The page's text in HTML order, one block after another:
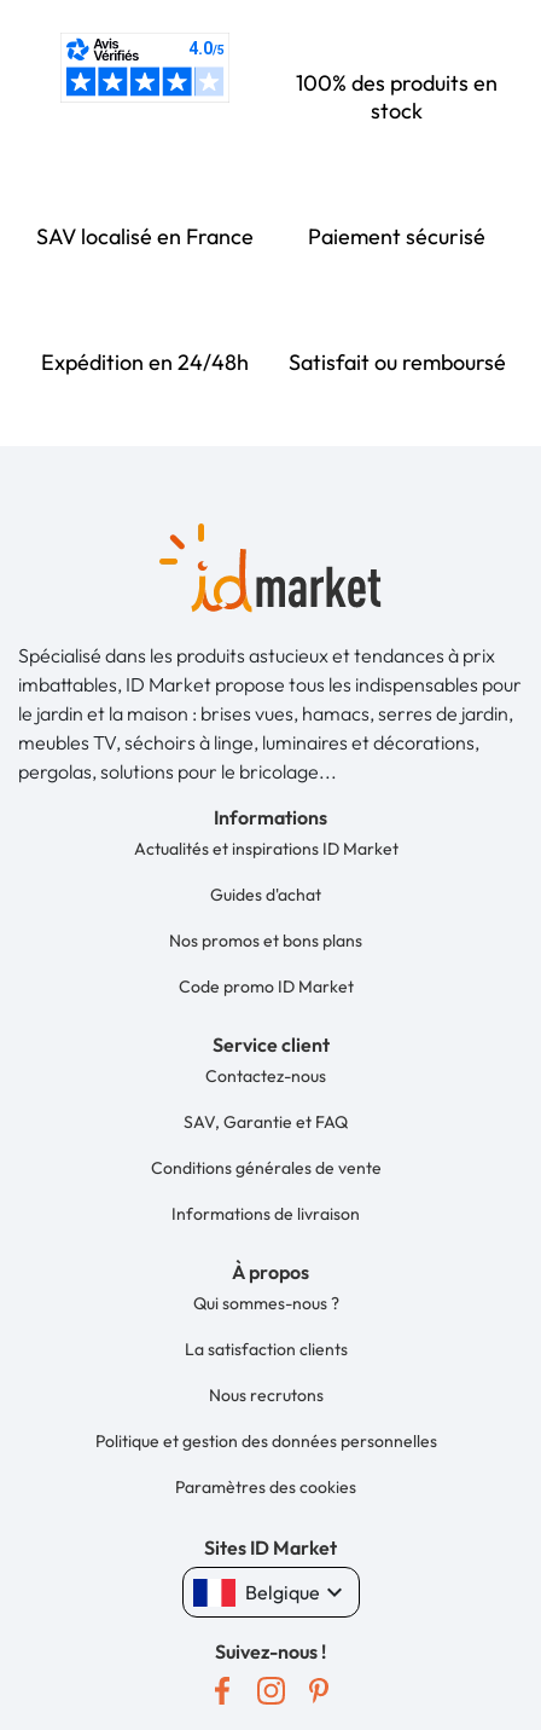
100% des produits en
stock
SAV localisé en France Paiement sécurisé
Expédition en 24/48h Satisfait ou remboursé
Spécialisé dans les produits astucieux et tendances à prix
imbattables, ID Market propose tous les indispensables pour
le jardin et la maison : brises vues, hamacs, serres de jardin,
meubles TV, séchoirs à linge, luminaires et décorations,
pergolas, solutions pour le bricolage...
Informations
Actualités et inspirations ID Market
Guides d'achat
Nos promos et bons plans
Code promo ID Market
Service client
Contactez-nous
SAV, Garantie et FAQ
Conditions générales de vente
Informations de livraison
À propos
Qui sommes-nous ?
La satisfaction clients
Nous recrutons
Politique et gestion des données personnelles
Paramètres des cookies
Sites ID Market
Belgique keyboard_arrow_down
Suivez-nous !